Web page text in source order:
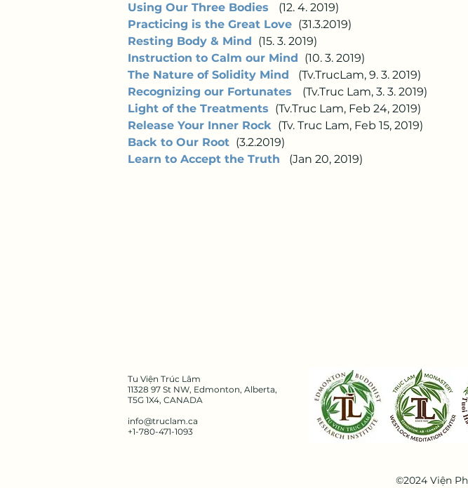
Using Our Three Bodies
(12. 4. 2019)
Practicing is the Great Love (31.3.2019)
Resting Body & Mind (15. 3. 2019)
Instruction to Calm our Mind (10. 3. 2019)
The Nature of Solidity Mind
(Tv.TrucLam, 9. 3. 2019)
Recognizing our Fortunates
(Tv.Truc Lam, 3. 3. 2019)
Light of the Treatments (Tv.Truc Lam, Feb 24, 2019)
Release Your Inner Rock (Tv. Truc Lam, Feb 15, 2019)
Back to Our Root (3.2.2019)
Learn to Accept the Truth
(Jan 20, 2019)
Tu Viện Trúc Lâm
11328 97 St NW, Edmonton, Alberta,
T5G 1X4​, CANADA
info@truclam.ca
+1-780-471-1093
©2024 Viện